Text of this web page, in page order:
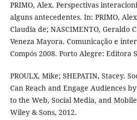
PRIMO, Alex. Perspectivas
alguns antecedentes. In: PRIMO,
Claudia de; NASCIMENTO, Geraldo
Veneza Mayora. Comunicação e
Compós 2008. Porto Alegre: Editora
PROULX, Mike; SHEPATIN, Stacey.
Can Reach and Engage Audiences
to the Web, Social Media, and
Wiley & Sons, 2012.